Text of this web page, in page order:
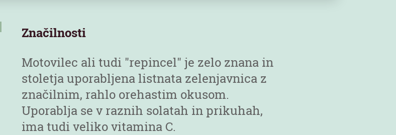
Značilnosti
Motovilec ali tudi "repincel" je zelo znana in
stoletja uporabljena listnata zelenjavnica z
značilnim, rahlo orehastim okusom.
Uporablja se v raznih solatah in prikuhah,
ima tudi veliko vitamina C.